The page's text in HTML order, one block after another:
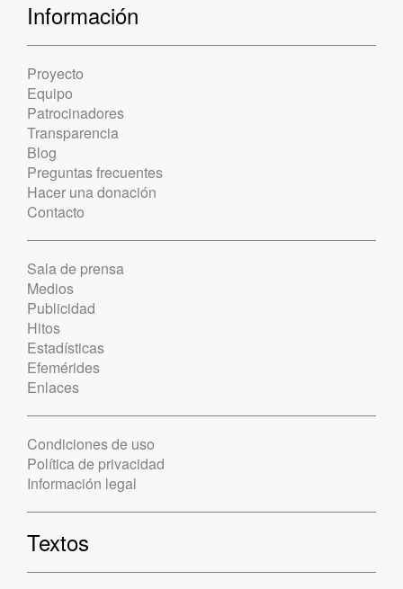
Información
Proyecto
Equipo
Patrocinadores
Transparencia
Blog
Preguntas frecuentes
Hacer una donación
Contacto
Sala de prensa
Medios
Publicidad
Hitos
Estadísticas
Efemérides
Enlaces
Condiciones de uso
Política de privacidad
Información legal
Textos